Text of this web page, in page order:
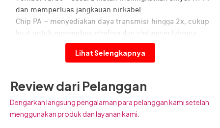
dan memperluas jangkauan nirkabel
Chip PA – menyediakan daya transmisi hingga 2x, cukup
kuat untuk menembus dinding dan rintangan lainnya
Antena 7dBi gain tinggi – sangat meningkatkan
jangkauan dan jangkauan nirkabel
melalui proses penyiapan dalam hitungan menit
Lihat Selengkapnya
Review dari Pelanggan
Dengarkan langsung pengalaman para pelanggan kami setelah
menggunakan produk dan layanan kami.